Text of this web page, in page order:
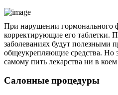
При нарушении гормонального
корректирующие его таблетки.
заболеваниях будут полезными
общеукрепляющие средства. Но
самому пить лекарства ни в коем
Салонные процедуры